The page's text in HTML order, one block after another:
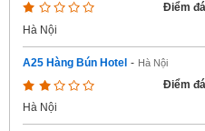
Điểm
Hà Nội
A25 Hàng Bún Hotel - Hà Nội
Điểm
Hà Nội